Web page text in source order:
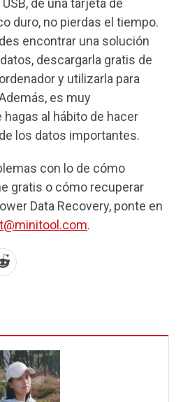
de una tarjeta de
duro, no pierdas el tiempo.
encontrar una solución
descargarla gratis de
y utilizarla para
es muy
al hábito de hacer
los datos importantes.
con lo de cómo
gratis o cómo recuperar
Data Recovery, ponte en
.